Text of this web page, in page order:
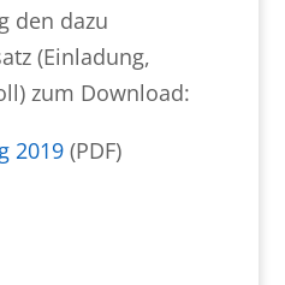
den dazu
(Einladung,
zum Download:
2019(PDF)